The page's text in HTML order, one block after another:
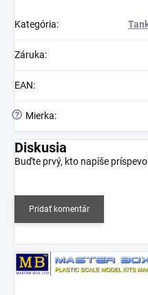
Kategória:
Záruka:
EAN:
? Mierka:
Diskusia
Buďte prvý, kto napíše
Pridať komentár